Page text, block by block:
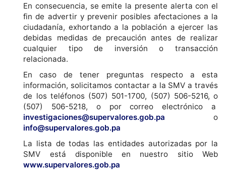
En consecuencia, se emite la presente alerta con el
fin de advertir y prevenir posibles afectaciones a la
ciudadanía, exhortando a la población a ejercer las
debidas medidas de precaución antes de realizar
cualquier tipo de inversión o transacción
relacionada.
En caso de tener preguntas respecto a esta
información, solicitamos contactar a la SMV a través
de los teléfonos (507) 501-1700, (507) 506-5216, o
(507) 506-5218, o por correo electrónico a
investigaciones@supervalores.gob.pa o
info@supervalores.gob.pa
La lista de todas las entidades autorizadas por la
SMV está disponible en nuestro sitio Web
www.supervalores.gob.pa